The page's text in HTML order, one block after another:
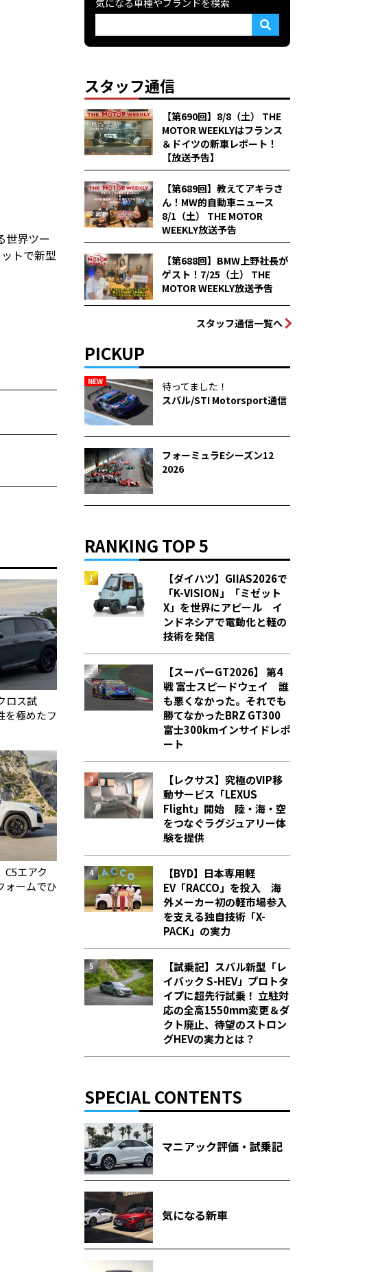
世界ツー
トで新型
ロス試
極めたフ
エアク
ームでひ
気になる車種やブランドを検索
スタッフ通信
【第690回】8/8（土） THE
MOTOR WEEKLYはフランス
＆ドイツの新車レポート！
【放送予告】
【第689回】教えてアキラさ
ん！MW的自動車ニュース
8/1（土） THE MOTOR
WEEKLY放送予告
【第688回】BMW上野社長が
ゲスト！7/25（土） THE
MOTOR WEEKLY放送予告
スタッフ通信一覧へ
PICKUP
NEW
待ってました！
スバル/STI Motorsport通信
フォーミュラEシーズン12
2026
RANKING TOP 5
【ダイハツ】GIIAS2026で
「K-VISION」「ミゼット
X」を世界にアピール イ
ンドネシアで電動化と軽の
技術を発信
【スーパーGT2026】 第4
戦 富士スピードウェイ 誰
も悪くなかった。それでも
勝てなかった――BRZ GT300
富士300kmインサイドレポ
ート
【レクサス】究極のVIP移
動サービス「LEXUS
Flight」開始 陸・海・空
をつなぐラグジュアリー体
験を提供
【BYD】日本専用軽
EV「RACCO」を投入 海
外メーカー初の軽市場参入
を支える独自技術「X-
PACK」の実力
【試乗記】スバル新型「レ
イバック S-HEV」プロトタ
イプに超先行試乗！ 立駐対
応の全高1550mm変更＆ダ
クト廃止、待望のストロン
グHEVの実力とは？
SPECIAL CONTENTS
マニアック評価・試乗記
気になる新車